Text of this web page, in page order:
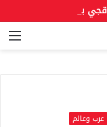
عرب وعالم